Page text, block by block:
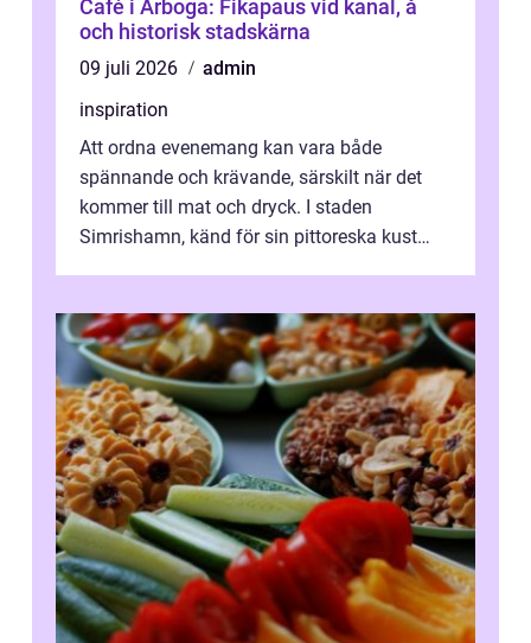
Café i Arboga: Fikapaus vid kanal, å
och historisk stadskärna
09 juli 2026
admin
inspiration
Att ordna evenemang kan vara både
spännande och krävande, särskilt när det
kommer till mat och dryck. I staden
Simrishamn, känd för sin pittoreska kust